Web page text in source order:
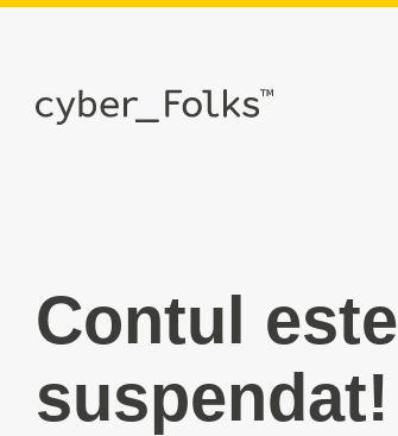
Contul este
suspendat!